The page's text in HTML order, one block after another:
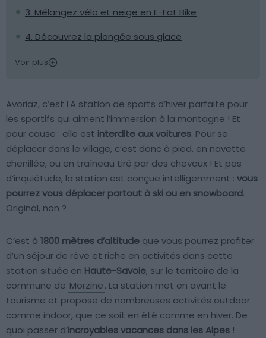
3. Mélangez vélo et neige en E-Fat Bike
4. Découvrez la plongée sous glace
Voir plus
Avoriaz, c’est LA station de sports d’hiver parfaite pour
les sportifs qui aiment l’immersion à la montagne ! Et
pour cause : elle est interdite aux voitures. Pour se
déplacer dans le village, c’est donc à pied, en navette
chenillée, ou en traîneau tiré par des chevaux ! Et pas
d’inquiétude, la station est conçue intelligemment : vous
pourrez vous déplacer partout à ski ou en snowboard.
Original, non ?
C’est à 1800 mètres d’altitude que vous pourrez profiter
d’un séjour de rêve et riche en activités dans cette
station située en Haute-Savoie, sur le territoire de la
commune de Morzine. La station met en avant le
tourisme et propose de nombreuses activités outdoor
comme indoor, que ce soit en été comme en hiver. De
quoi passer d’incroyables vacances dans les Alpes !